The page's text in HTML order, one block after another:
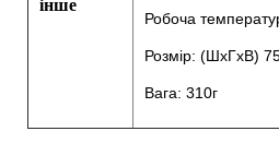
інше
Робоча
Розмір: (ШхГхВ)
Вага: 310г